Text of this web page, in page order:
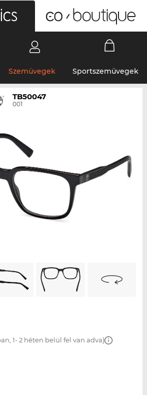
Szemüvegek Sportszemüvegek
TB50047
001
1- 2 héten belül fel van adva)